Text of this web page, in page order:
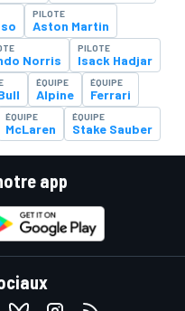
PILOTE
Aston Martin
Norris
PILOTE
Isack Hadjar
ÉQUIPE
Alpine
ÉQUIPE
Ferrari
ÉQUIPE
McLaren
ÉQUIPE
Stake Sauber
app